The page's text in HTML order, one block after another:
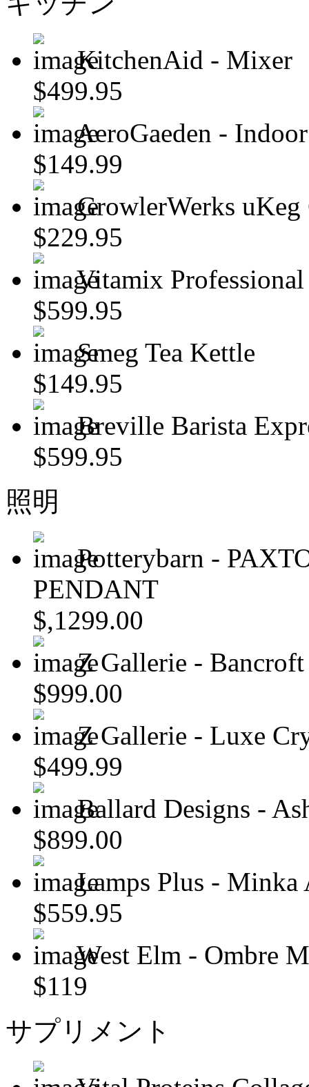
KitchenAid - Mixer
$499.95
AeroGaeden -
$149.99
GrowlerWerks
$229.95
Vitamix
$599.95
Smeg Tea Kettle
$149.95
Breville Barista
$599.95
照明
Potterybarn -
PENDANT
$,1299.00
Z Gallerie -
$999.00
Z Gallerie - Luxe
$499.99
Ballard Designs -
$899.00
Lamps Plus - Minka
$559.95
West Elm - Ombre
$119
サプリメント